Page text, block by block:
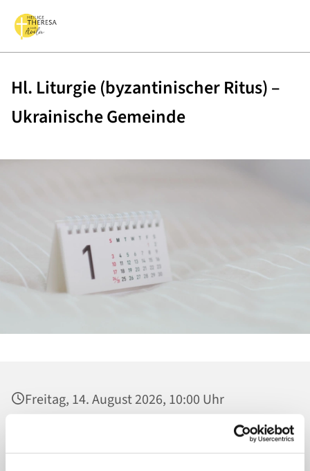
Hl. Liturgie (byzantinischer Ritus) –
Ukrainische Gemeinde
Freitag, 14. August 2026, 10:00 Uhr
Heilig Kreuz, Kirche, Malchower Weg 22-24,
13053 Berlin